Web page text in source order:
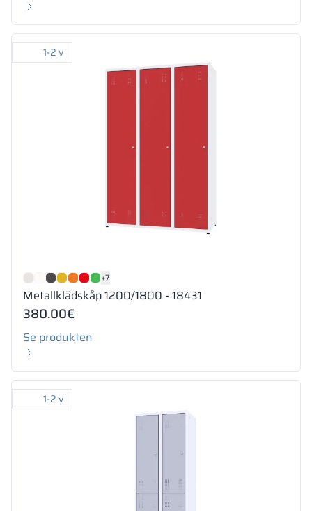
1-2 v
+7
Metallklädskåp 1200/1800 - 18431
380.00€
Se produkten
1-2 v